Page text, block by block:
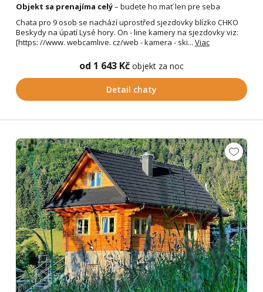
Objekt sa prenajíma celý– budete ho mať len pre seba
Chata pro 9 osob se nachází uprostřed sjezdovky blízko CHKO
Beskydy na úpatí Lysé hory. On - line kamery na sjezdovky viz:
[https: //www. webcamlive. cz/web - kamera - ski... Viac
od 1 643 Kč objekt za noc
Detail chaty